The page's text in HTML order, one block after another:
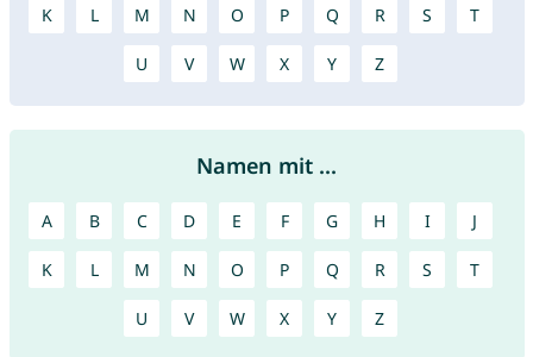
K L M N O P Q R S T
U V W X Y Z
Namen mit ...
A B C D E F G H I J
K L M N O P Q R S T
U V W X Y Z